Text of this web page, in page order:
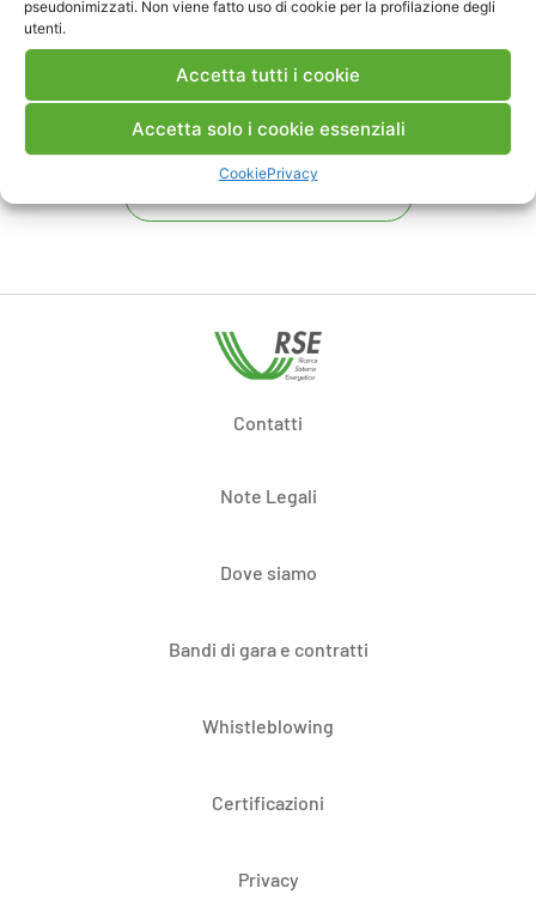
pseudonimizzati. Non viene fatto uso di cookie per la profilazione degli
utenti.
Accetta tutti i cookie
Accetta solo i cookie essenziali
CookiePrivacy
Scarica Rapporto
Contatti
Note Legali
Dove siamo
Bandi di gara e contratti
Whistleblowing
Certificazioni
Privacy